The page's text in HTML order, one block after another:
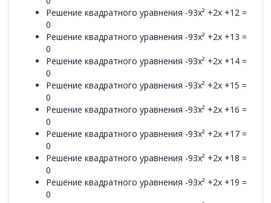
Решение квадратного уравнения -93x² +2x +12 =
0
Решение квадратного уравнения -93x² +2x +13 =
0
Решение квадратного уравнения -93x² +2x +14 =
0
Решение квадратного уравнения -93x² +2x +15 =
0
Решение квадратного уравнения -93x² +2x +16 =
0
Решение квадратного уравнения -93x² +2x +17 =
0
Решение квадратного уравнения -93x² +2x +18 =
0
Решение квадратного уравнения -93x² +2x +19 =
0